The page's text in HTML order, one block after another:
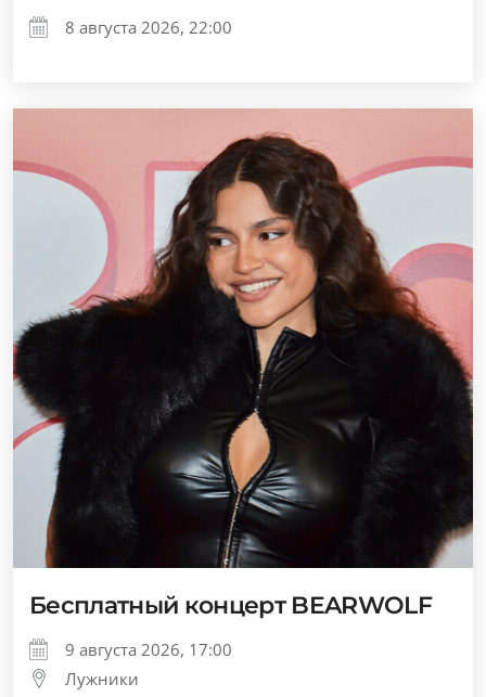
8 августа 2026, 22:00
Бесплатный концерт BEARWOLF
9 августа 2026, 17:00
Лужники